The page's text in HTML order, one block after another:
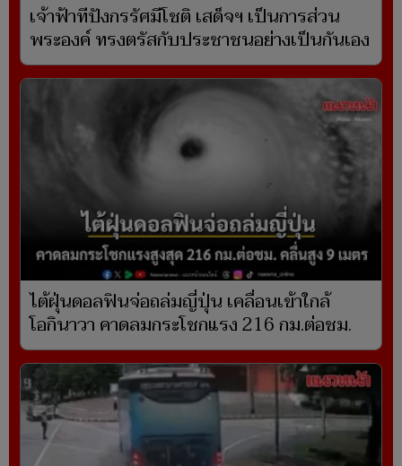
เจ้าฟ้าทีปังกรรัศมีโชติ เสด็จฯ เป็นการส่วน
พระองค์ ทรงตรัสกับประชาชนอย่างเป็นกันเอง
ไต้ฝุ่นดอลฟินจ่อถล่มญี่ปุ่น เคลื่อนเข้าใกล้
โอกินาวา คาดลมกระโชกแรง 216 กม.ต่อชม.